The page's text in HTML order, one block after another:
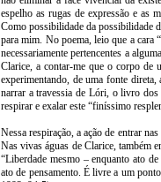
espelho as rugas de expressão e as
Como possibilidade da possibilidade
para mim. No poema, leio que a cara
necessariamente pertencentes a
Clarice, a contar-me que o corpo de
experimentando, de uma fonte
narrar a travessia de Lóri, o livro
respirar e exalar este “finíssimo
Nessa respiração, a ação de entrar
Nas vivas águas de Clarice, também
“Liberdade mesmo – enquanto ato
ato de pensamento. É livre a um